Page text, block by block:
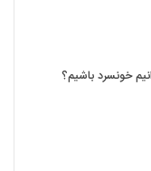
خونسرد باشیم؟